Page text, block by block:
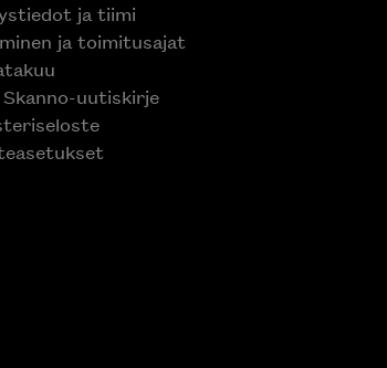
ja tiimi
ja toimitusajat
uutiskirje